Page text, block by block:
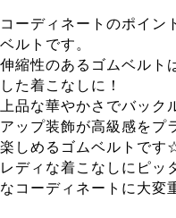
コーディネートのポイン
ベルトです。
伸縮性のあるゴムベルト
した着こなしに！
上品な華やかさでバッ
アップ装飾が高級感をプ
楽しめるゴムベルトです
レディな着こなしにピッ
なコーディネートに大変